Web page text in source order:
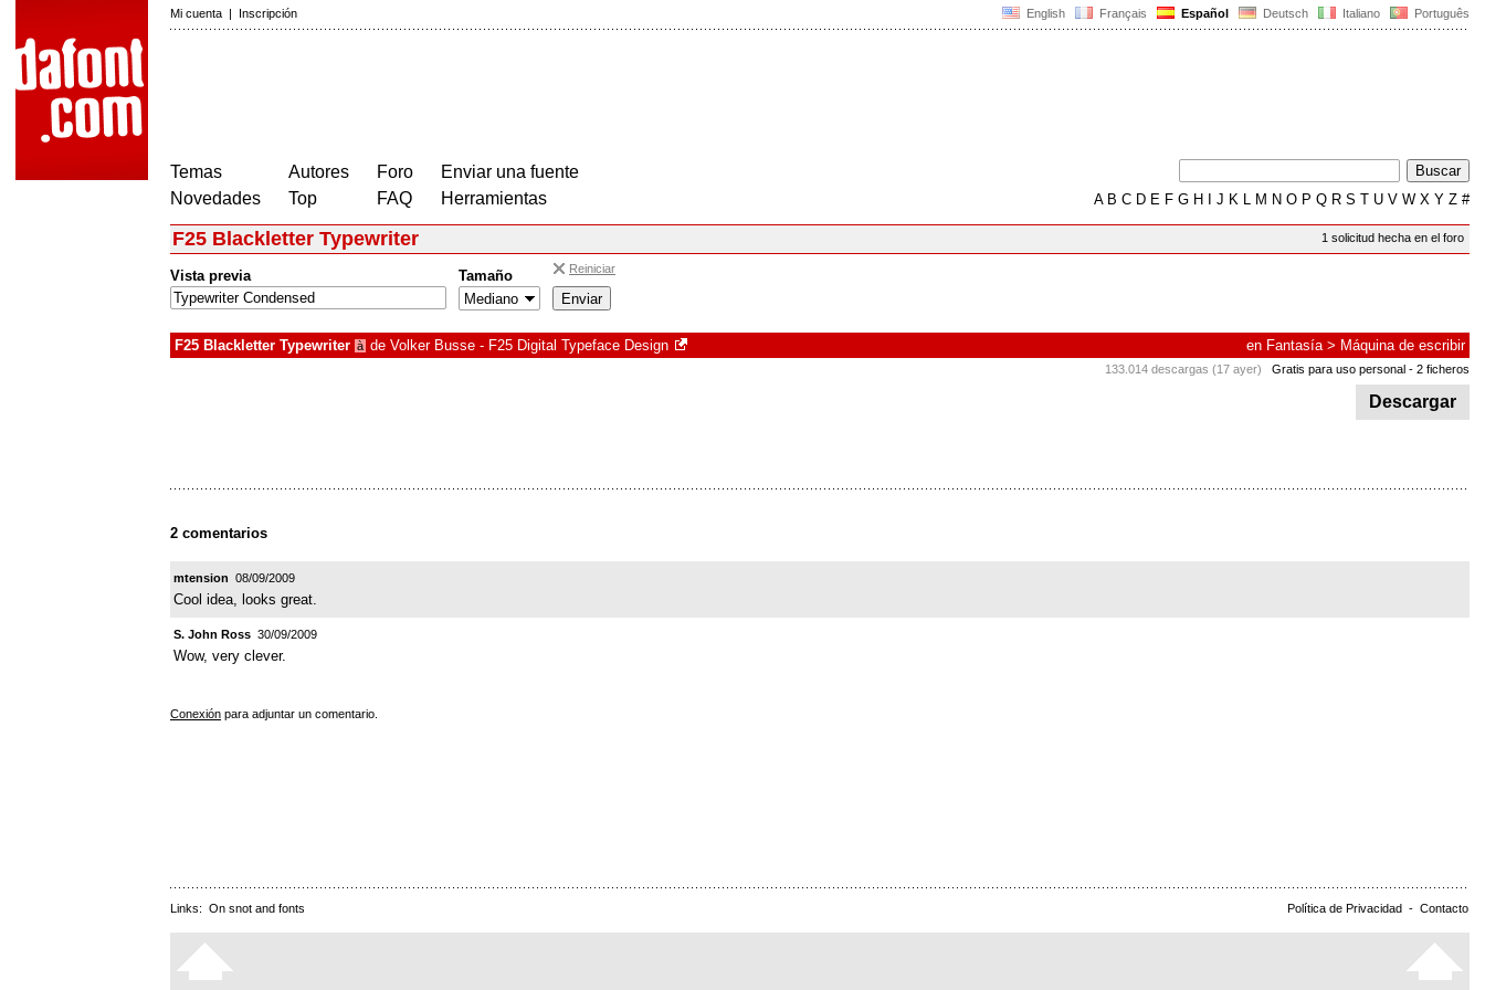
English Français Español Deutsch Italiano Português
Mi cuenta | Inscripción
Temas
Novedades
Autores
Top
Foro
FAQ
Enviar una fuente
Herramientas
AB C D E F G H J K L M N O P Q R S T U V W X Y Z #
1 solicitud hecha en el foro
F25 Blackletter Typewriter
Vista previa Tamaño Reiniciar
F25 Blackletter Typewriter à de Volker Busse - F25 Digital Typeface Design en Fantasía> Máquina de escribir
133.014 descargas (17 ayer) Gratis para uso personal - 2 ficheros
Descargar
2 comentarios
mtension 08/09/2009
Cool idea, looks great.
S. John Ross 30/09/2009
Wow, very clever.
Conexión para adjuntar un comentario.
Política de Privacidad - Contacto
Links: On snot and fonts